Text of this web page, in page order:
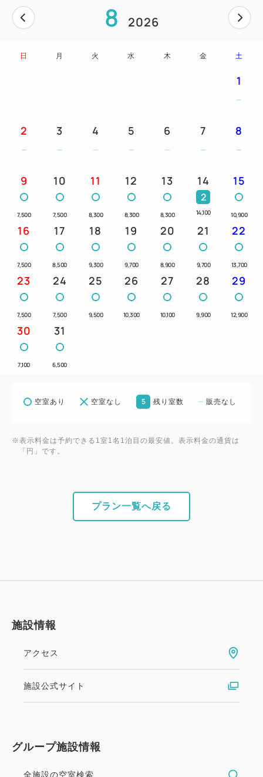
お電話にて駐車場の利用の希望と車種をお伝え頂
き、
※ホテル敷地内の駐車場が満車の際は、近隣のコイン
ます。
【交通アクセス】
◆JR京浜東北線「川口駅」東口より徒歩約3分
東京外環自動車道「川口西IC」より約20分
＝
8 2026
日 月 火 水 木 金 土
1
2 3 4 5 6 7 8
9
7,500
10
7,500
11
8,300
12
8,300
13
8,300
14
2
14,100
15
10,900
16
7,500
17
8,500
18
9,300
19
9,700
20
8,900
21
9,700
22
13,700
23
7,500
24
7,500
25
9,500
26
10,300
27
10,100
28
9,900
29
12,900
30
7,100
31
6,500
空室あり 空室なし 5 残り室数 販売なし
※表示料金は予約できる1室1名1泊目の最安値。表示料金の通貨は
「円」です。
プラン一覧へ戻る
施設情報
アクセス
施設公式サイト
グループ施設情報
全施設の空室検索